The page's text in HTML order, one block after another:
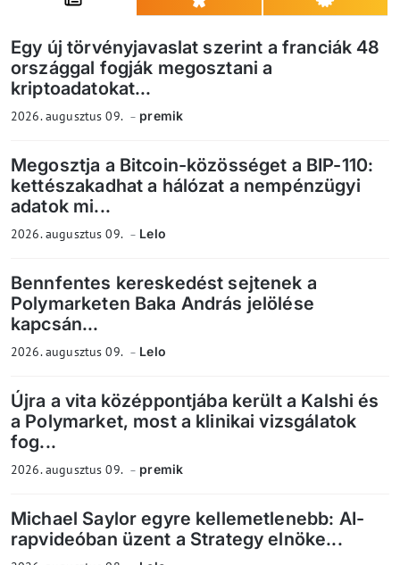
Egy új törvényjavaslat szerint a franciák 48
országgal fogják megosztani a
kriptoadatokat...
2026. augusztus 09. premik
Megosztja a Bitcoin-közösséget a BIP-110:
kettészakadhat a hálózat a nempénzügyi
adatok mi...
2026. augusztus 09. Lelo
Bennfentes kereskedést sejtenek a
Polymarketen Baka András jelölése
kapcsán...
2026. augusztus 09. Lelo
Újra a vita középpontjába került a Kalshi és
a Polymarket, most a klinikai vizsgálatok
fog...
2026. augusztus 09. premik
Michael Saylor egyre kellemetlenebb: AI-
rapvideóban üzent a Strategy elnöke...